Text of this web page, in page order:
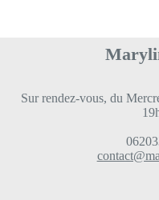
Sur rendez-vous, du